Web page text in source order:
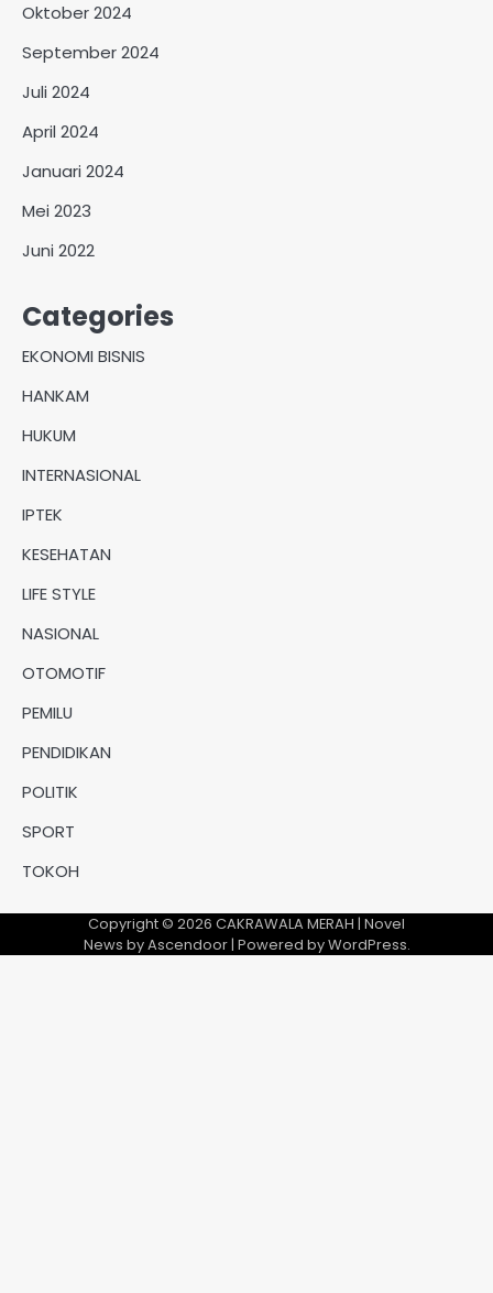
Oktober 2024
September 2024
Juli 2024
April 2024
Januari 2024
Mei 2023
Juni 2022
Categories
EKONOMI BISNIS
HANKAM
HUKUM
INTERNASIONAL
IPTEK
KESEHATAN
LIFE STYLE
NASIONAL
OTOMOTIF
PEMILU
PENDIDIKAN
POLITIK
SPORT
TOKOH
Copyright © 2026 CAKRAWALA MERAH | Novel
News byAscendoor| Powered byWordPress.